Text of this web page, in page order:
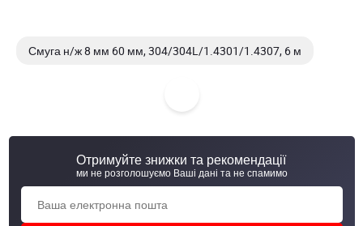
Смуга н/ж 8 мм 60 мм, 304/304L/1.4301/1.4307, 6 м
Смуга н/ж 5 мм 80 мм, 304/304L/1.4301/1.4307, 3 м
Отримуйте знижки та рекомендації
ми не розголошуємо Ваші дані та не спамимо